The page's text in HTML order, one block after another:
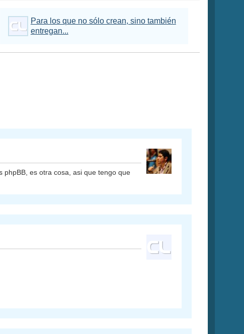
Para los que no sólo crean, sino también
entregan...
phpBB, es otra cosa, asi que tengo que